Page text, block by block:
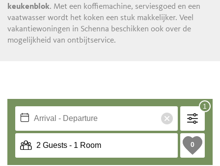
keukenblok. Met een koffiemachine, serviesgoed en een
vaatwasser wordt het koken een stuk makkelijker. Veel
vakantiewoningen in Schenna beschikken ook over de
mogelijkheid van ontbijtservice.